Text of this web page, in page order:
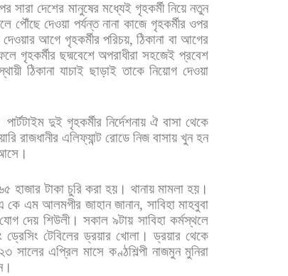
পর সারা দেশের মানুষের মধ্যেই গৃহকর্মী নিয়ে নতুন
পৌঁছে দেওয়া পর্যন্ত নানা কাজে গৃহকর্মীর ওপর
দেওয়ার আগে গৃহকর্মীর পরিচয়,ঠিকানা বা আগের
গৃহকর্মীর ছদ্মবেশে অপরাধীরা সহজেই প্রবেশ
ঠিকানা যাচাই ছাড়াই তাকে নিয়োগ দেওয়া
পার্টটাইম দুই গৃহকর্মীর নির্দেশনায় ঐ বাসা থেকে
রাজধানীর এলিফ্যান্ট রোডে নিজ বাসায় খুন হন
হাজার টাকা চুরি করা হয়। থানায় মামলা হয়।
কে এম আলমগীর জাহান জানান, সাবিহা মাহবুবা
যোগ দেয় শিউলী। সকাল ৯টায় সাবিহা কর্মস্থলে
ড্রেসিং টেবিলের ড্রয়ার খোলা। ড্রয়ার থেকে
সালের এপ্রিল মাসে কণ্ঠশিল্পী নাজমুন মুনিরা